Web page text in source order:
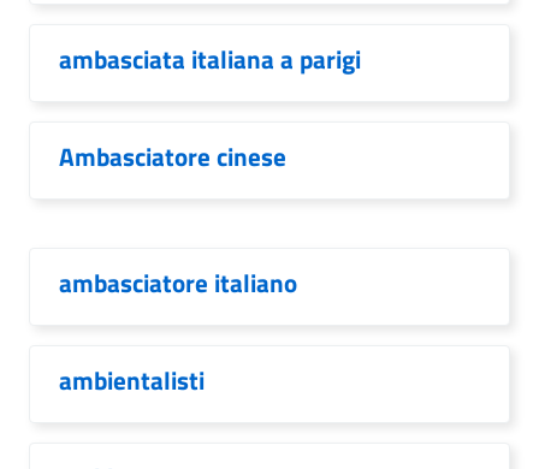
ambasciata italiana a parigi
Ambasciatore cinese
ambasciatore italiano
ambientalisti